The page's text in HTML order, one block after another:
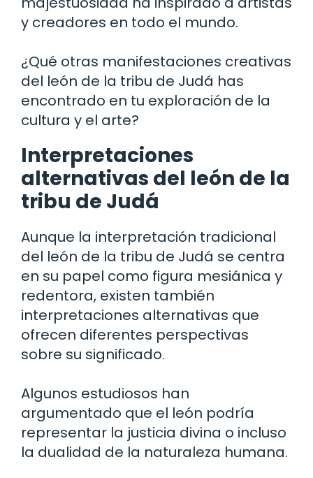
y creadores en todo el mundo.
¿Qué otras manifestaciones creativas
del león de la tribu de Judá has
encontrado en tu exploración de la
cultura y el arte?
Interpretaciones
alternativas del león de la
tribu de Judá
Aunque la interpretación tradicional
del león de la tribu de Judá se centra
en su papel como figura mesiánica y
redentora, existen también
interpretaciones alternativas que
ofrecen diferentes perspectivas
sobre su significado.
Algunos estudiosos han
argumentado que el león podría
representar la justicia divina o incluso
la dualidad de la naturaleza humana.